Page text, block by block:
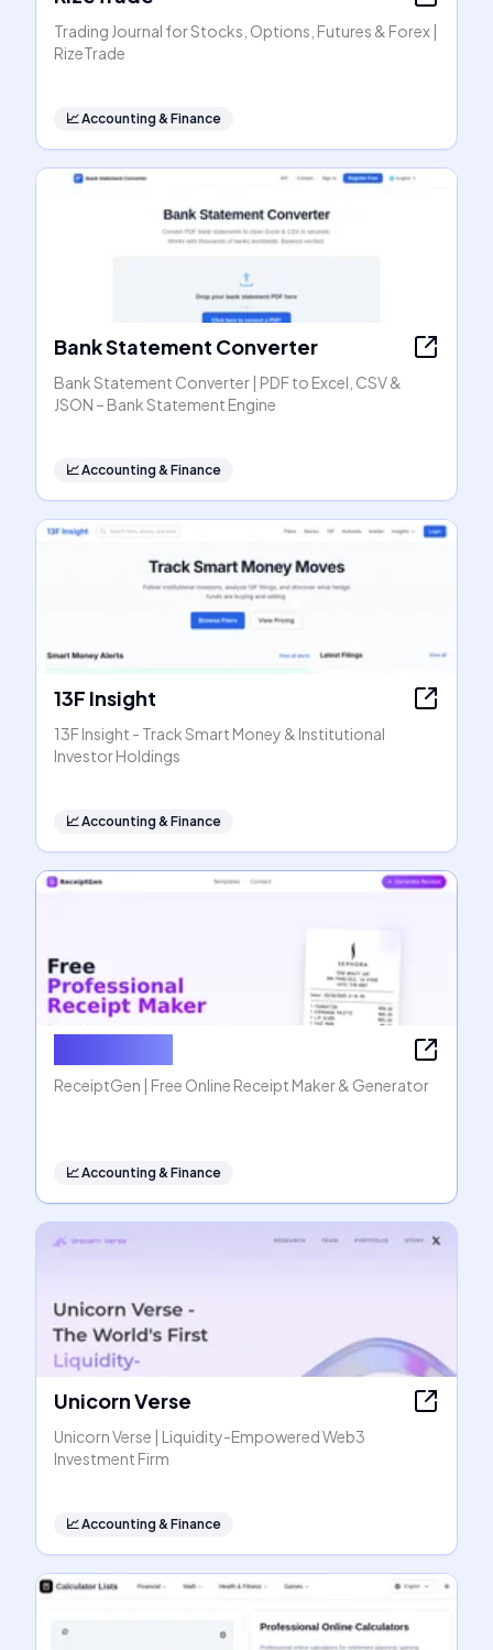
Trading Journal for Stocks, Options, Futures & Forex |
RizeTrade
📈Accounting & Finance
Bank Statement Converter
Bank Statement Converter | PDF to Excel, CSV &
JSON – Bank Statement Engine
📈Accounting & Finance
13F Insight
13F Insight - Track Smart Money & Institutional
Investor Holdings
📈Accounting & Finance
ReceiptGen | Free Online Receipt Maker & Generator
📈Accounting & Finance
Unicorn Verse
Unicorn Verse | Liquidity-Empowered Web3
Investment Firm
📈Accounting & Finance